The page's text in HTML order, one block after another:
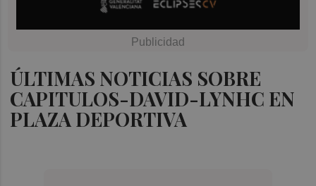
ÚLTIMAS NOTICIAS SOBRE
CAPITULOS-DAVID-LYNHC EN
PLAZA DEPORTIVA